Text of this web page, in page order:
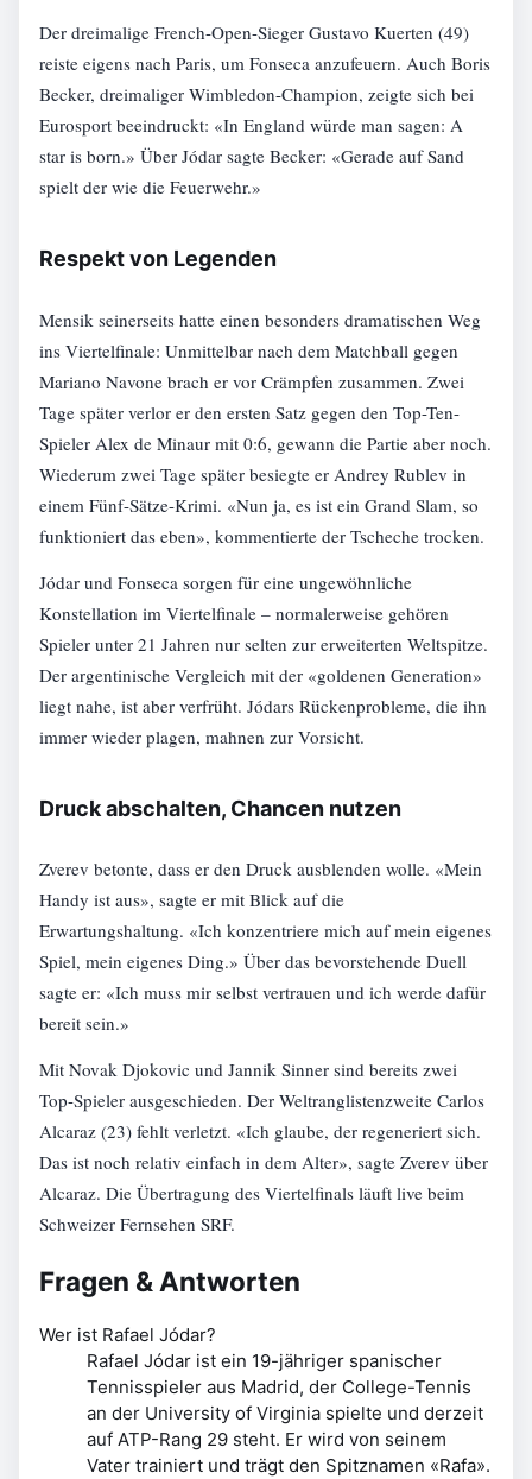
Der dreimalige French-Open-Sieger Gustavo Kuerten (49)
reiste eigens nach Paris, um Fonseca anzufeuern. Auch Boris
Becker, dreimaliger Wimbledon-Champion, zeigte sich bei
Eurosport beeindruckt: «In England würde man sagen: A
star is born.» Über Jódar sagte Becker: «Gerade auf Sand
spielt der wie die Feuerwehr.»
Respekt von Legenden
Mensik seinerseits hatte einen besonders dramatischen Weg
ins Viertelfinale: Unmittelbar nach dem Matchball gegen
Mariano Navone brach er vor Crämpfen zusammen. Zwei
Tage später verlor er den ersten Satz gegen den Top-Ten-
Spieler Alex de Minaur mit 0:6, gewann die Partie aber noch.
Wiederum zwei Tage später besiegte er Andrey Rublev in
einem Fünf-Sätze-Krimi. «Nun ja, es ist ein Grand Slam, so
funktioniert das eben», kommentierte der Tscheche trocken.
Jódar und Fonseca sorgen für eine ungewöhnliche
Konstellation im Viertelfinale – normalerweise gehören
Spieler unter 21 Jahren nur selten zur erweiterten Weltspitze.
Der argentinische Vergleich mit der «goldenen Generation»
liegt nahe, ist aber verfrüht. Jódars Rückenprobleme, die ihn
immer wieder plagen, mahnen zur Vorsicht.
Druck abschalten, Chancen nutzen
Zverev betonte, dass er den Druck ausblenden wolle. «Mein
Handy ist aus», sagte er mit Blick auf die
Erwartungshaltung. «Ich konzentriere mich auf mein eigenes
Spiel, mein eigenes Ding.» Über das bevorstehende Duell
sagte er: «Ich muss mir selbst vertrauen und ich werde dafür
bereit sein.»
Mit Novak Djokovic und Jannik Sinner sind bereits zwei
Top-Spieler ausgeschieden. Der Weltranglistenzweite Carlos
Alcaraz (23) fehlt verletzt. «Ich glaube, der regeneriert sich.
Das ist noch relativ einfach in dem Alter», sagte Zverev über
Alcaraz. Die Übertragung des Viertelfinals läuft live beim
Schweizer Fernsehen SRF.
Fragen & Antworten
Wer ist Rafael Jódar?
Rafael Jódar ist ein 19-jähriger spanischer
Tennisspieler aus Madrid, der College-Tennis
an der University of Virginia spielte und derzeit
auf ATP-Rang 29 steht. Er wird von seinem
Vater trainiert und trägt den Spitznamen «Rafa».